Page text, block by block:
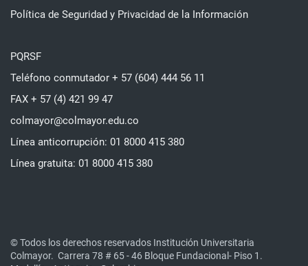
Política de Seguridad y Privacidad de la Información
PQRSF
Teléfono conmutador + 57 (604) 444 56 11
FAX + 57 (4) 421 99 47
colmayor@colmayor.edu.co
Línea anticorrupción: 01 8000 415 380
Línea gratuita: 01 8000 415 380
© Todos los derechos reservados Institución Universitaria
Colmayor. Carrera 78 # 65 - 46 Bloque Fundacional- Piso 1.